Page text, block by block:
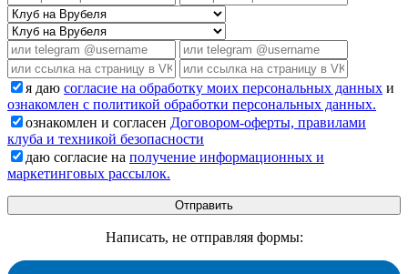
я даю согласие на обработку моих персональных данных и
ознакомлен с политикой обработки персональных данных.
ознакомлен и согласен Договором-оферты, правилами
клуба и техникой безопасности
даю согласие на получение информационных и
маркетинговых рассылок.
Написать, не отправляя формы: